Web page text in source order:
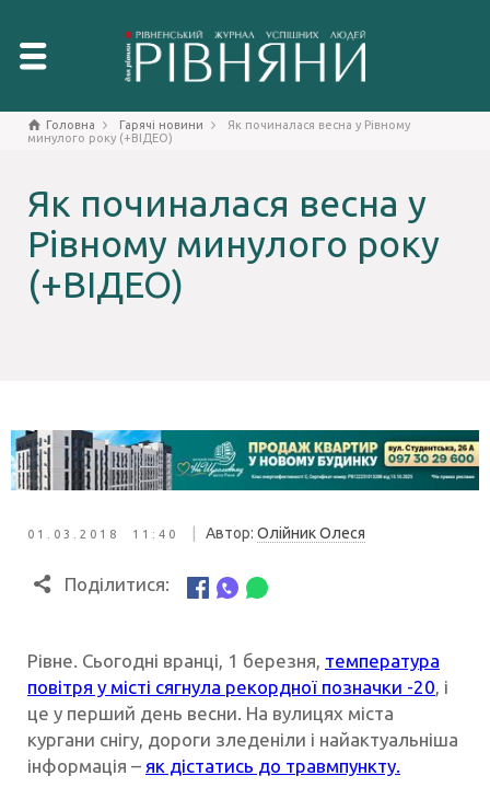
Головна Гарячі новини
Як починалася весна у Рівному
минулого року (+ВІДЕО)
Як починалася весна у
Рівному минулого року
(+ВІДЕО)
01.03.2018 11:40 Автор: Олійник Олеся
Поділитися:
Рівне. Сьогодні вранці, 1 березня, температура
повітря у місті сягнула рекордної позначки -20, і
це у перший день весни. На вулицях міста
кургани снігу, дороги зледеніли і найактуальніша
інформація – як дістатись до травмпункту.